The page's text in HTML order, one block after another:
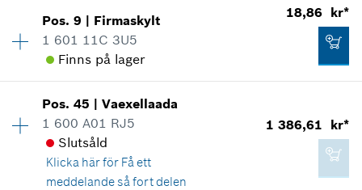
10,61 kr*
Prisgrupp:27
Reservdelsinformationer
Pos.9 | Firmaskylt
1 601 11C 3U5
Finns på lager
18,86 kr*
Prisgrupp:13
Reservdelsinformationer
Användningsbevis
Visa som illustration
Pos.45 |Vaexellaada
1 600 A01 RJ5
Slutsåld
Klicka här för Få ett
meddelande så fort delen
1 386,61 kr*